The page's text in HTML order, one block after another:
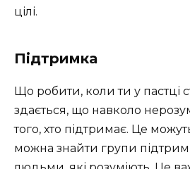
цілі.
Підтримка
Що робити, коли ти у пастці
здається, що навколо
того, хто підтримає. Це
можна знайти групи